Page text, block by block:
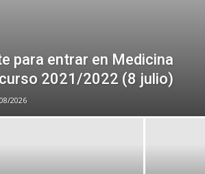
para entrar en Medicina
2021/2022 (8 julio)
2026